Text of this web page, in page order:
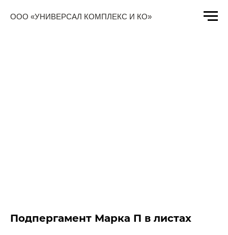
ООО «УНИВЕРСАЛ КОМПЛЕКС И КО»
Подпергамент Марка П в листах